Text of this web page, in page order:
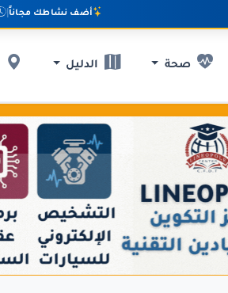
أضف نشاطك مجاناً |
صحة الدليل